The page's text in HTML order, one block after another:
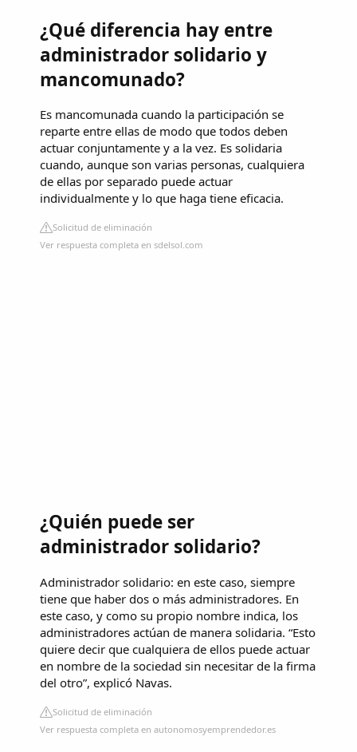
¿Qué diferencia hay entre
administrador solidario y
mancomunado?
Es mancomunada cuando la participación se
reparte entre ellas de modo que todos deben
actuar conjuntamente y a la vez. Es solidaria
cuando, aunque son varias personas, cualquiera
de ellas por separado puede actuar
individualmente y lo que haga tiene eficacia.
Solicitud de eliminación
Ver respuesta completa en sdelsol.com
¿Quién puede ser
administrador solidario?
Administrador solidario: en este caso, siempre
tiene que haber dos o más administradores. En
este caso, y como su propio nombre indica, los
administradores actúan de manera solidaria. “Esto
quiere decir que cualquiera de ellos puede actuar
en nombre de la sociedad sin necesitar de la firma
del otro”, explicó Navas.
Solicitud de eliminación
Ver respuesta completa en autonomosyemprendedor.es